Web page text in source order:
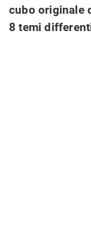
cubo originale
8 temi